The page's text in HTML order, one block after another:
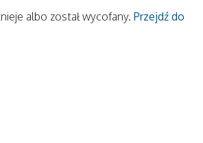
albo został wycofany. Przejdź do